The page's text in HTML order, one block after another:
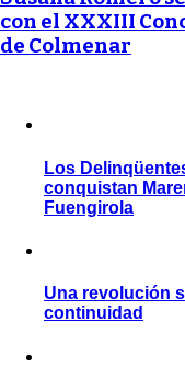
con el XXXIII
de Colmenar
Los
conquistan
Fuengirola
Una revolución
continuidad